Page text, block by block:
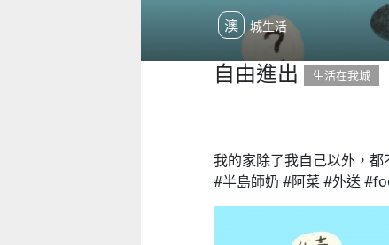
澳城生活
自由進出 生活在我城
我的家除了我自己以外，都
#半島師奶 #阿菜 #外送